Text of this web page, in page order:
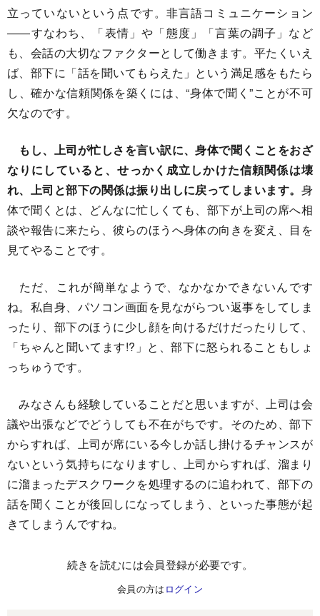
立っていないという点です。非言語コミュニケーション
――すなわち、「表情」や「態度」「言葉の調子」など
も、会話の大切なファクターとして働きます。平たくいえ
ば、部下に「話を聞いてもらえた」という満足感をもたら
し、確かな信頼関係を築くには、“身体で聞く”ことが不可
欠なのです。
もし、上司が忙しさを言い訳に、身体で聞くことをおざ
なりにしていると、せっかく成立しかけた信頼関係は壊
れ、上司と部下の関係は振り出しに戻ってしまいます。 身
体で聞くとは、どんなに忙しくても、部下が上司の席へ相
談や報告に来たら、彼らのほうへ身体の向きを変え、目を
見てやることです。
ただ、これが簡単なようで、なかなかできないんです
ね。私自身、パソコン画面を見ながらつい返事をしてしま
ったり、部下のほうに少し顔を向けるだけだったりして、
「ちゃんと聞いてます!?」と、部下に怒られることもしょ
っちゅうです。
みなさんも経験していることだと思いますが、上司は会
議や出張などでどうしても不在がちです。そのため、部下
からすれば、上司が席にいる今しか話し掛けるチャンスが
ないという気持ちになりますし、上司からすれば、溜まり
に溜まったデスクワークを処理するのに追われて、部下の
話を聞くことが後回しになってしまう、といった事態が起
きてしまうんですね。
続きを読むには会員登録が必要です。
会員の方は ログイン